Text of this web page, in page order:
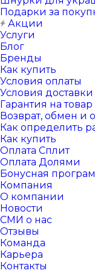
Подарки за
Акции
Услуги
Блог
Бренды
Как купить
Условия оплаты
Условия доставки
Гарантия на товар
Возврат, обмен и
Как определить
Как купить
Оплата Сплит
Оплата Долями
Бонусная
Компания
О компании
Новости
СМИ о нас
Отзывы
Команда
Карьера
Контакты